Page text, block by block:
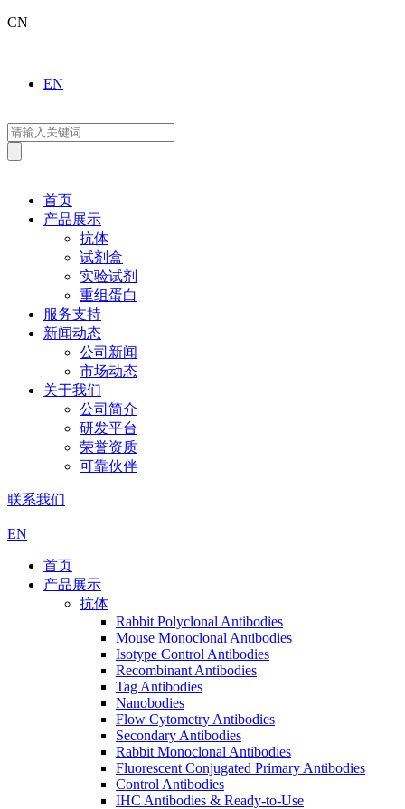
CN
EN
首页
产品展示
抗体
试剂盒
实验试剂
重组蛋白
服务支持
新闻动态
公司新闻
市场动态
关于我们
公司简介
研发平台
荣誉资质
可靠伙伴
联系我们
EN
首页
产品展示
抗体
Rabbit Polyclonal Antibodies
Mouse Monoclonal Antibodies
Isotype Control Antibodies
Recombinant Antibodies
Tag Antibodies
Nanobodies
Flow Cytometry Antibodies
Secondary Antibodies
Rabbit Monoclonal Antibodies
Fluorescent Conjugated Primary Antibodies
Control Antibodies
IHC Antibodies & Ready-to-Use